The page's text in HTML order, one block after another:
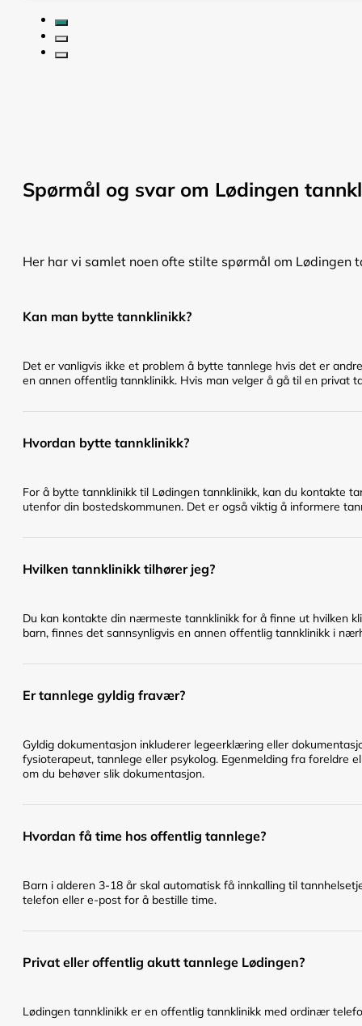
Spørmål og svar om Lødingen
Her har vi samlet noen ofte stilte spørmål om Lødingen
Kan man bytte tannklinikk?
Det er vanligvis ikke et problem å bytte tannlege hvis det er
en annen offentlig tannklinikk. Hvis man velger å gå til en privat
Hvordan bytte tannklinikk?
For å bytte tannklinikk til Lødingen tannklinikk, kan du kontakte
utenfor din bostedskommunen. Det er også viktig å informere
Hvilken tannklinikk tilhører jeg?
Du kan kontakte din nærmeste tannklinikk for å finne ut hvilken
barn, finnes det sannsynligvis en annen offentlig tannklinikk i
Er tannlege gyldig fravær?
Gyldig dokumentasjon inkluderer legeerklæring eller
fysioterapeut, tannlege eller psykolog. Egenmelding fra foreldre
om du behøver slik dokumentasjon.
Hvordan få time hos offentlig tannlege?
Barn i alderen 3-18 år skal automatisk få innkalling til
telefon eller e-post for å bestille time.
Privat eller offentlig akutt tannlege Lødingen?
Lødingen tannklinikk er en offentlig tannklinikk med ordinær